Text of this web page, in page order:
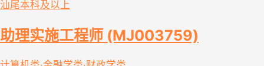
汕尾本科及以上
助理实施工程师 (MJ003759)